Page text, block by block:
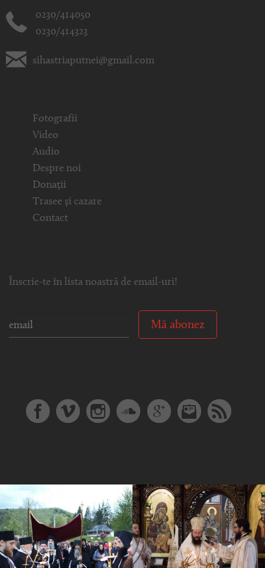
0230/414050
0230/414323
sihastriaputnei@gmail.com
Fotografii
Video
Audio
Despre noi
Donații
Trasee și cazare
Contact
Înscrie-te în lista noastră de email-uri!
Mă abonez